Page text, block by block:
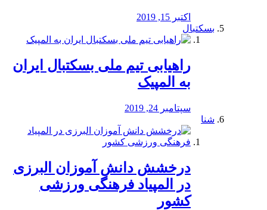
اکتبر 15, 2019
بسکتبال
راهیابی تیم ملی بسکتبال ایران
به المپیک
سپتامبر 24, 2019
شنا
درخشش دانش آموزان البرزی
در المپیاد فرهنگی ورزشی
کشور